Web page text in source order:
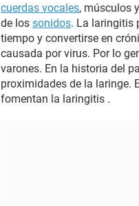
cuerdas vocales, músculos
de los sonidos. La laringitis
tiempo y convertirse en
causada por virus. Por lo
varones. En la historia del
proximidades de la laringe.
fomentan la laringitis .